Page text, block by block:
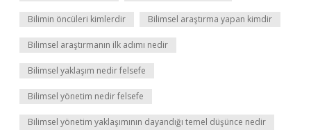
Bilimin öncüleri kimlerdir Bilimsel araştırma yapan kimdir
Bilimsel araştırmanın ilk adımı nedir
Bilimsel yaklaşım nedir felsefe
Bilimsel yönetim nedir felsefe
Bilimsel yönetim yaklaşımının dayandığı temel düşünce nedir